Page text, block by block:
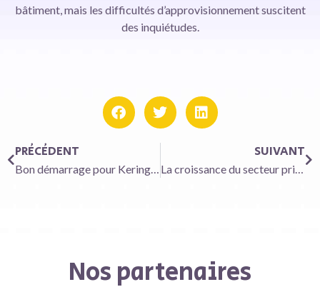
bâtiment, mais les difficultés d’approvisionnement suscitent
des inquiétudes.
PRÉCÉDENT
Bon démarrage pour Kering mais Gucci à la peine
SUIVANT
La croissance du secteur privé au plus haut depuis 2018 en avril en France
Nos partenaires